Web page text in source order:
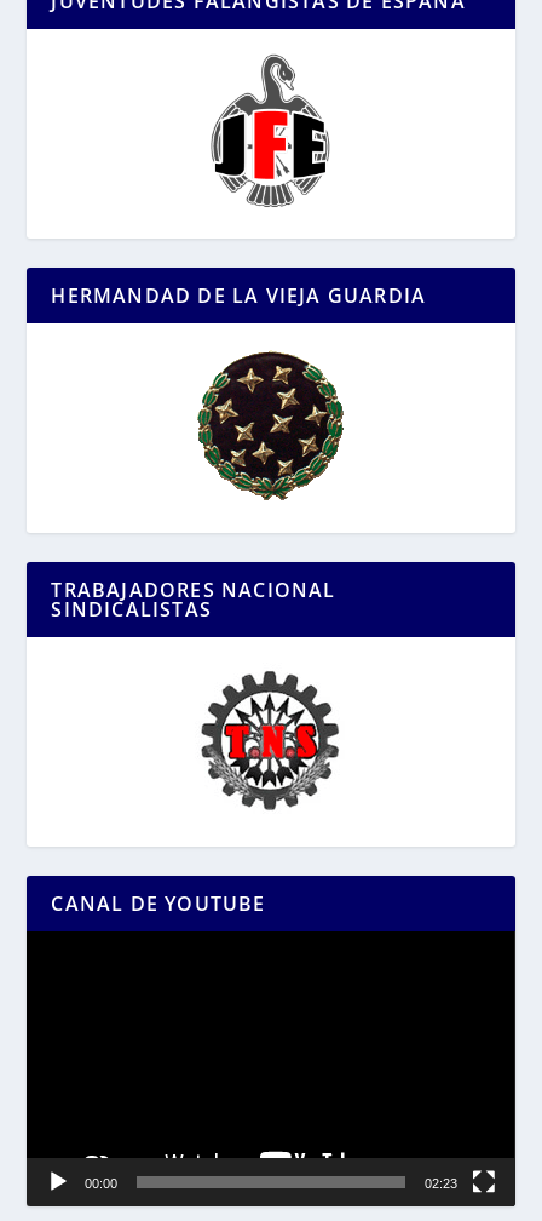
HERMANDAD DE LA VIEJA GUARDIA
TRABAJADORES NACIONAL
SINDICALISTAS
CANAL DE YOUTUBE
00:00 02:23